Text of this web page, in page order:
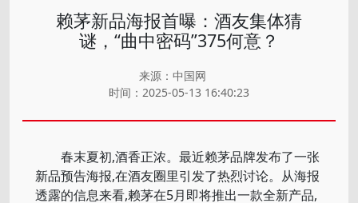
赖茅新品海报首曝：酒友集体猜
谜，“曲中密码”375何意？
来源：中国网
时间：2025-05-13 16:40:23
春末夏初,酒香正浓。最近赖茅品牌发布了一张
新品预告海报,在酒友圈里引发了热烈讨论。从海报
透露的信息来看,赖茅在5月即将推出一款全新产品,